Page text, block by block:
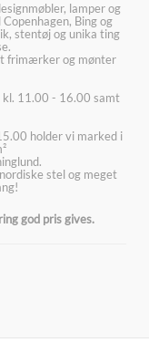
lamper og
Bing og
stentøj og unika ting
frimærker og mønter
kl. 11.00 - 16.00 samt
holder vi marked i
stel og meget
god pris gives.